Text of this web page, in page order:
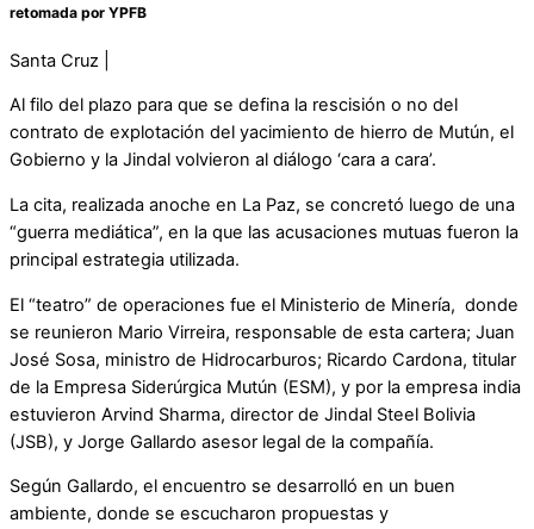
retomada por YPFB
Santa Cruz |
Al filo del plazo para que se defina la rescisión o no del
contrato de explotación del yacimiento de hierro de Mutún, el
Gobierno y la Jindal volvieron al diálogo ‘cara a cara’.
La cita, realizada anoche en La Paz, se concretó luego de una
“guerra mediática”, en la que las acusaciones mutuas fueron la
principal estrategia utilizada.
El “teatro” de operaciones fue el Ministerio de Minería, donde
se reunieron Mario Virreira, responsable de esta cartera; Juan
José Sosa, ministro de Hidrocarburos; Ricardo Cardona, titular
de la Empresa Siderúrgica Mutún (ESM), y por la empresa india
estuvieron Arvind Sharma, director de Jindal Steel Bolivia
(JSB), y Jorge Gallardo asesor legal de la compañía.
Según Gallardo, el encuentro se desarrolló en un buen
ambiente, donde se escucharon propuestas y